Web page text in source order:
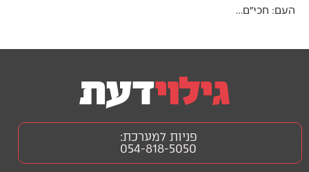
העם: חכי״ם…
פניות למערכת:
054-818-5050